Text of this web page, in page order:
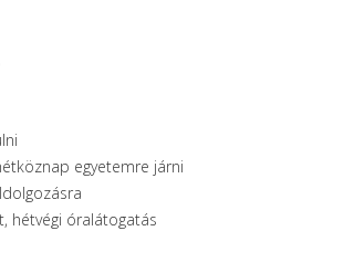
egyetemre járni
hétvégi óralátogatás